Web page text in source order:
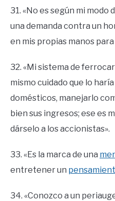
31. «No es según mi modo
una demanda contra un
en mis propias manos
32. «Mi sistema de
mismo cuidado que lo
domésticos, manejarlo
bien sus ingresos; ese es
dárselo a los accionistas».
33. «Es la marca de una
entretener un
34. «Conozco a un